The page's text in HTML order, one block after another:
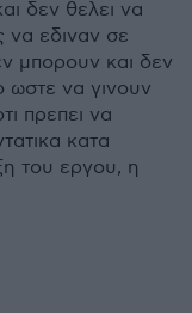
δεν θελει να
να εδιναν σε
μπορουν και δεν
να γινουν
πρεπει να
κατα
του εργου, η